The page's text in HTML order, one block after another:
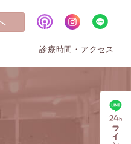
診療時間・アクセス